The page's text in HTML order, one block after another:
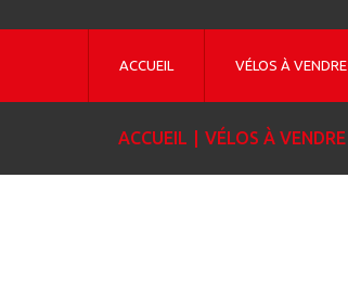
ACCUEIL VÉLOS À VENDRE
ACCUEIL VÉLOS À VENDRE